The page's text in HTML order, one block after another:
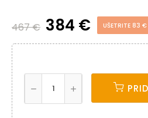
467 € 384 € UŠETRITE 83 €